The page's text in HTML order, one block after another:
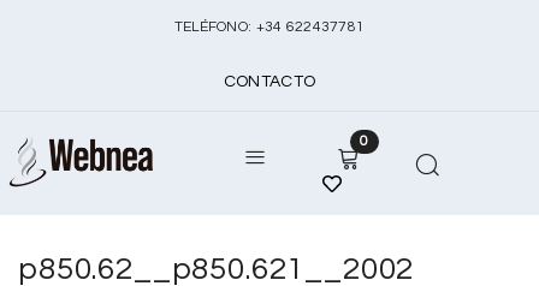
TELÉFONO: +34 622437781
CONTACTO
0
p850.62__p850.621__2002